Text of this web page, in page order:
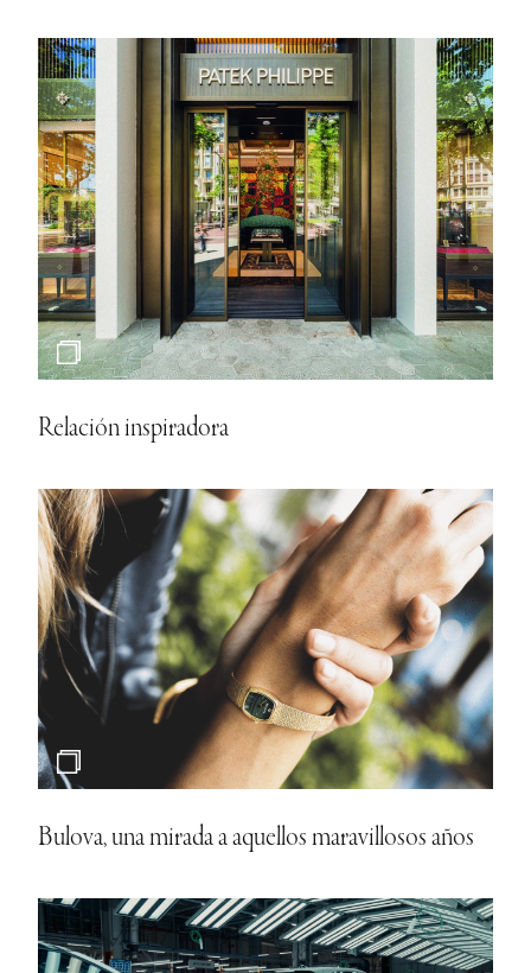
Relación inspiradora
Bulova, una mirada a aquellos maravillosos años